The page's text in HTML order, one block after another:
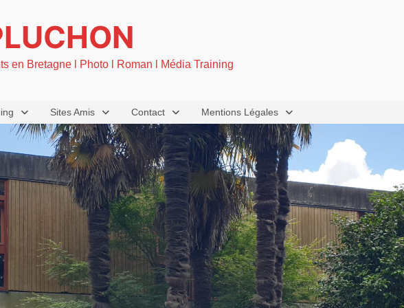
en Bretagne l Photo l Roman l Média Training
Sites Amis Contact Mentions Légales